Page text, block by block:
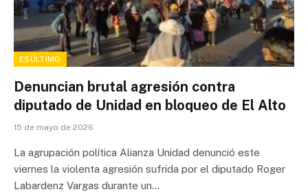
ESÚLTIMO
Denuncian brutal agresión contra
diputado de Unidad en bloqueo de El Alto
15 de mayo de 2026
La agrupación política Alianza Unidad denunció este
viernes la violenta agresión sufrida por el diputado Roger
Labardenz Vargas durante un…